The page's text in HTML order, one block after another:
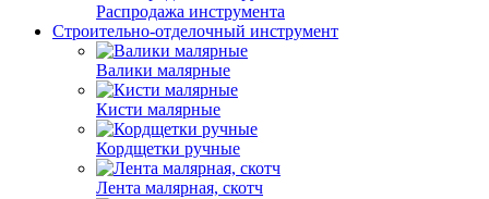
Распродажа инструмента
Строительно-отделочный инструмент
Валики малярные
Кисти малярные
Кордщетки ручные
Лента малярная, скотч